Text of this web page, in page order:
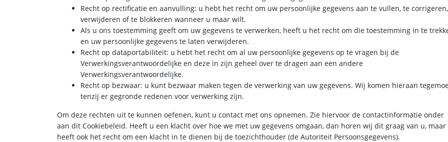
Recht op rectificatie en aanvulling: u hebt het recht om uw persoonlijke gegevens aan te vullen, te
verwijderen of te blokkeren wanneer u maar wilt.
Als u ons toestemming geeft om uw gegevens te verwerken, heeft u het recht om die toestemming in te
en uw persoonlijke gegevens te laten verwijderen.
Recht op dataportabiliteit: u hebt het recht om al uw persoonlijke gegevens op te vragen bij de
Verwerkingsverantwoordelijke en deze in zijn geheel over te dragen aan een andere
Verwerkingsverantwoordelijke.
Recht op bezwaar: u kunt bezwaar maken tegen de verwerking van uw gegevens. Wij komen hieraan
tenzij er gegronde redenen voor verwerking zijn.
Om deze rechten uit te kunnen oefenen, kunt u contact met ons opnemen. Zie hiervoor de contactinformatie onder
aan dit Cookiebeleid. Heeft u een klacht over hoe we met uw gegevens omgaan, dan horen wij dit graag van u, maar
heeft ook het recht om een klacht in te dienen bij de toezichthouder (de Autoriteit Persoonsgegevens).